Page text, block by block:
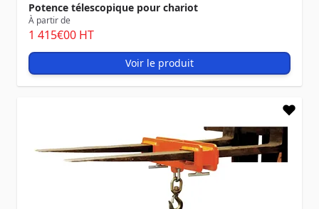
Potence télescopique pour chariot
À partir de
1 415€00 HT
Voir le produit